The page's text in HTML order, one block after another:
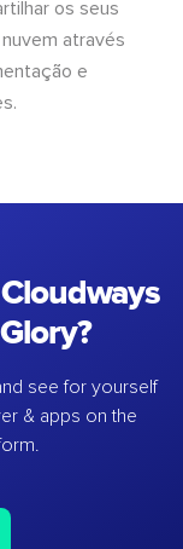
os seus
através
e
see for yourself
& apps on the